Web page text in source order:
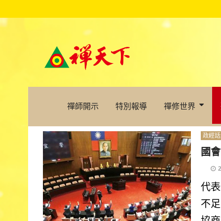
禪師開示 特別報導 禪修世界
政經
國
代
不